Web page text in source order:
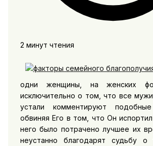
2 минут чтения
одни женщины, на женских
исключительно о том, что все
устали комментируют
обвиняя Его в том, что Он
него было потрачено лучшее их
неустанно благодарят судьбу